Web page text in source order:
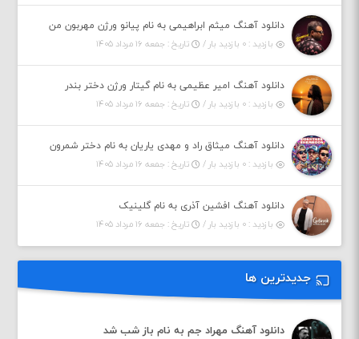
دانلود آهنگ میثم ابراهیمی به نام پیانو ورژن مهربون من
بازدید : ۰ بازدید بار /
تاریخ : جمعه ۱۶ مرداد ۱۴۰۵
دانلود آهنگ امیر عظیمی به نام گیتار ورژن دختر بندر
بازدید : ۰ بازدید بار /
تاریخ : جمعه ۱۶ مرداد ۱۴۰۵
دانلود آهنگ میثاق راد و مهدی یاریان به نام دختر شمرون
بازدید : ۰ بازدید بار /
تاریخ : جمعه ۱۶ مرداد ۱۴۰۵
دانلود آهنگ افشین آذری به نام گلینیک
بازدید : ۰ بازدید بار /
تاریخ : جمعه ۱۶ مرداد ۱۴۰۵
جدیدترین ها
دانلود آهنگ مهراد جم به نام باز شب شد